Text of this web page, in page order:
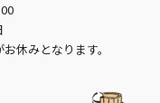
休みとなります。